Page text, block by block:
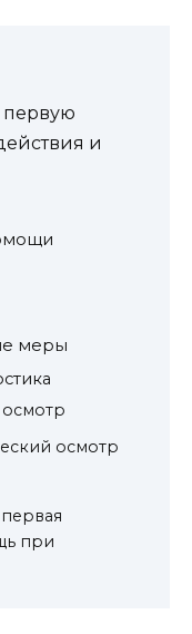
первую
и
меры
осмотр
при